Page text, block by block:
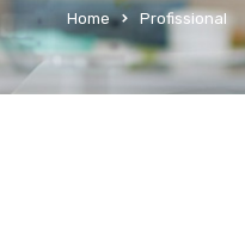
Home Profissional